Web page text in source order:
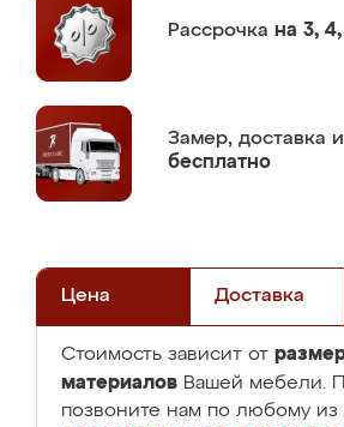
Рассрочка на 3,
Замер, доставка
бесплатно
Цена Доставка
Стоимость зависит от
материалов Вашей мебели.
позвоните нам по любому из